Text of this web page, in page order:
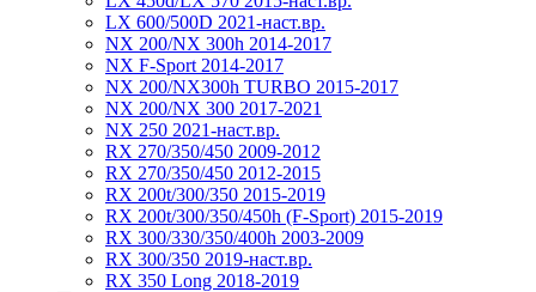
LX 600/500D 2021-наст.вр.
NX 200/NX 300h 2014-2017
NX F-Sport 2014-2017
NX 200/NX300h TURBO 2015-2017
NX 200/NX 300 2017-2021
NX 250 2021-наст.вр.
RX 270/350/450 2009-2012
RX 270/350/450 2012-2015
RX 200t/300/350 2015-2019
RX 200t/300/350/450h (F-Sport) 2015-2019
RX 300/330/350/400h 2003-2009
RX 300/350 2019-наст.вр.
RX 350 Long 2018-2019